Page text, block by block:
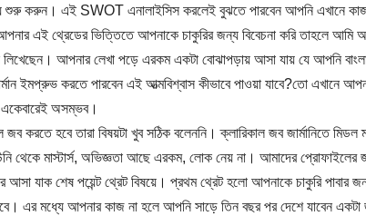
শুরু করুন। এই SWOT এনালাইসিস করলেই বুঝতে পারবেন আপনি এখানে
এই থ্রেডের ভিত্তিতে আপনাকে চাকুরির জন্য বিবেচনা করি তাহলে আমি
লিখেছেন। আপনার লেখা পড়ে এরকম একটা বোঝাপড়ায় আসা যায় যে আপনি বাংলা
ইমপ্রুভ করতে পারবেন এই আত্মবিশ্বাস কীভাবে পাওয়া যাবে?তো এখানে
একেবারেই অসম্ভব।
করতে হবে তারা বিষয়টা খুব সঠিক বলেননি। ক্লারিকাল জব জার্মানিতে মিডল
থেকে মাস্টার্স, অভিজ্ঞতা আছে এরকম, লোক নেয় না। আমাদের
আসা যাক শেষ পয়েন্ট থ্রেট বিষয়ে। প্রথম থ্রেট হলো আপনাকে চাকুরি পাবার
এর মধ্যে আপনার কাজ না হলে আপনি সাড়ে তিন বছর পর দেশে যাবেন একটা